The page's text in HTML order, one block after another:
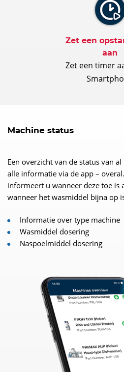
Zet een
aan
Zet een timer
Machine status
Een overzicht van de status van
alle informatie via de app –
informeert u wanneer deze toe is
wanneer het wasmiddel bijna op
Informatie over type machine
Wasmiddel dosering
Naspoelmiddel dosering